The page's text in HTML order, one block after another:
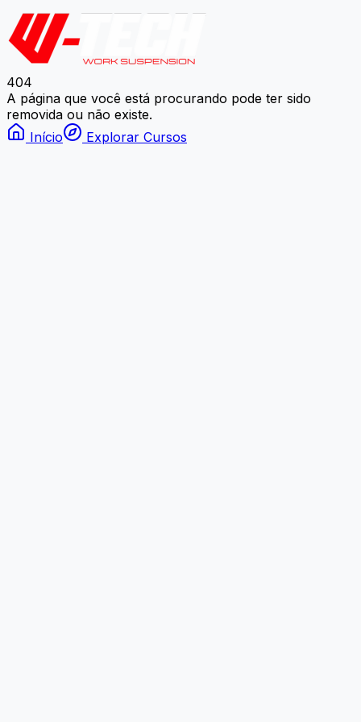
404
A página que você está procurando pode ter sido
removida ou não existe.
Início
Explorar Cursos